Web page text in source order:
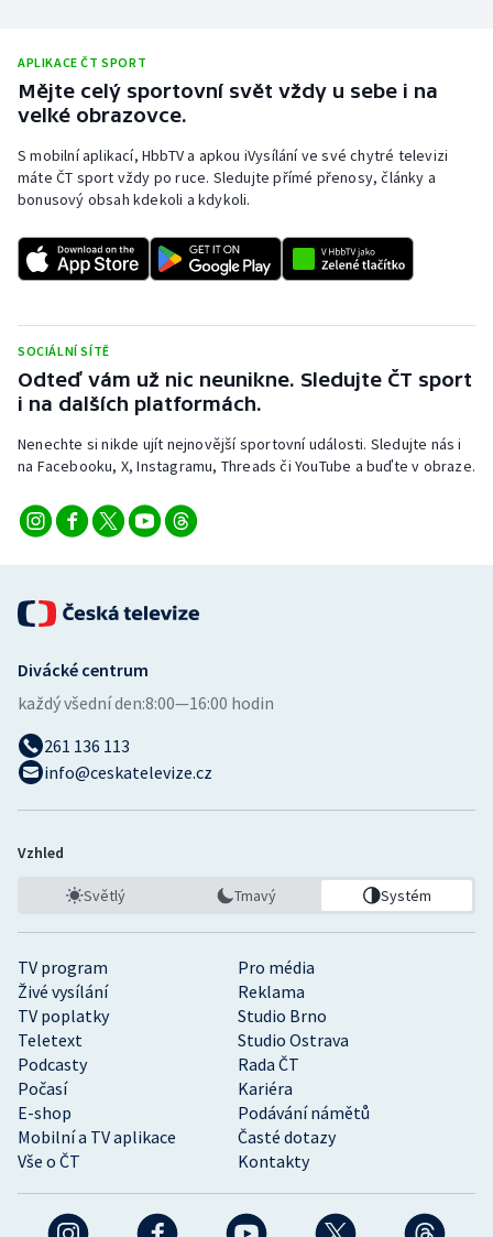
APLIKACE ČT SPORT
Mějte celý sportovní svět vždy u sebe i na
velké obrazovce.
S mobilní aplikací, HbbTV a apkou iVysílání ve své chytré televizi
máte ČT sport vždy po ruce. Sledujte přímé přenosy, články a
bonusový obsah kdekoli a kdykoli.
SOCIÁLNÍ SÍTĚ
Odteď vám už nic neunikne. Sledujte ČT sport
i na dalších platformách.
Nenechte si nikde ujít nejnovější sportovní události. Sledujte nás i
na Facebooku, X, Instagramu, Threads či YouTube a buďte v obraze.
TV program
Pro média
Živé vysílání
Reklama
TV poplatky
Studio Brno
Teletext
Studio Ostrava
Podcasty
Rada ČT
Počasí
Kariéra
E-shop
Podávání námětů
Mobilní a TV aplikace
Časté dotazy
Vše o ČT
Kontakty
Divácké centrum
každý všední den:8:00—16:00 hodin
261 136 113
info@ceskatelevize.cz
Vzhled
Světlý Tmavý Systém